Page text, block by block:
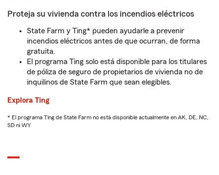
Proteja su vivienda contra los incendios eléctricos
State Farm y Ting* pueden ayudarle a prevenir
incendios eléctricos antes de que ocurran, de forma
gratuita.
El programa Ting solo está disponible para los titulares
de póliza de seguro de propietarios de vivienda no de
inquilinos de State Farm que sean elegibles.
Explora Ting
* El programa Ting de State Farm no está disponible actualmente en AK, DE, NC,
SD ni WY